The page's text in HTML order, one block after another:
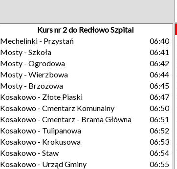
Kurs nr 2 do Redłowo Szpital
Mechelinki - Przystań
06:40
Mosty - Szkoła
06:41
Mosty - Ogrodowa
06:42
Mosty - Wierzbowa
06:44
Mosty - Brzozowa
06:45
Kosakowo - Złote Piaski
06:47
Kosakowo - Cmentarz Komunalny
06:50
Kosakowo - Cmentarz - Brama Główna
06:51
Kosakowo - Tulipanowa
06:52
Kosakowo - Krokusowa
06:53
Kosakowo - Staw
06:54
Kosakowo - Urząd Gminy
06:55